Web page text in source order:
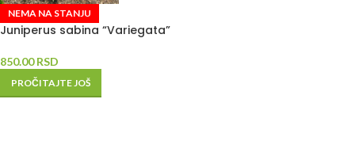
NEMA NA STANJU
Juniperus sabina “Variegata”
850.00RSD
PROČITAJTE JOŠ